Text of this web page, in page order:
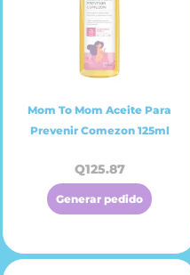
Mom To Mom Aceite Para
Prevenir Comezon 125ml
Q125.87
Generar pedido